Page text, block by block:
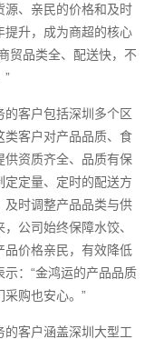
源、亲民的价格和及时
提升，成为商超的核心
贸品类全、配送快，不
”
客户包括深圳多个区
类客户对产品品质、食
供资质齐全、品质有保
定定量、定时的配送方
及时调整产品品类与供
公司始终保障水饺、
品价格亲民，有效降低
：“金鸿运的产品品质
购也安心。”
客户涵盖深圳大型工